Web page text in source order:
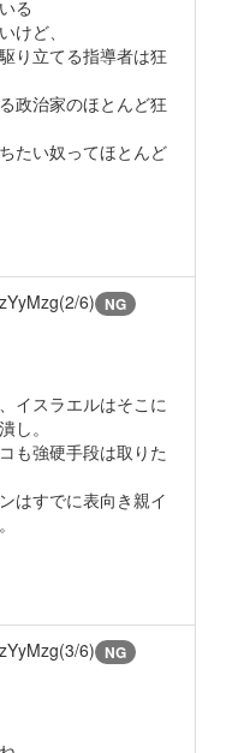
る
けど、
り立てる指導者は狂
政治家のほとんど狂
たい奴ってほとんど
6) NG
イスラエルはそこに
し。
も強硬手段は取りた
はすでに表向き親イ
6) NG